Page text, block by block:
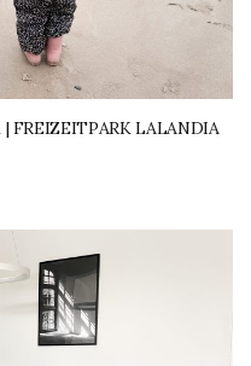
FREIZEITPARK LALANDIA